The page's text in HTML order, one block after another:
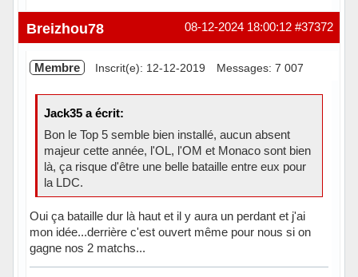
Hors ligne #37372
08-12-2024 18:00:12
Breizhou78
Membre Inscrit(e): 12-12-2019 Messages: 7 007
Jack35 a écrit:
Bon le Top 5 semble bien installé, aucun absent
majeur cette année, l'OL, l'OM et Monaco sont bien
là, ça risque d'être une belle bataille entre eux pour
la LDC.
Oui ça bataille dur là haut et il y aura un perdant et j'ai
mon idée...derrière c'est ouvert même pour nous si on
gagne nos 2 matchs...